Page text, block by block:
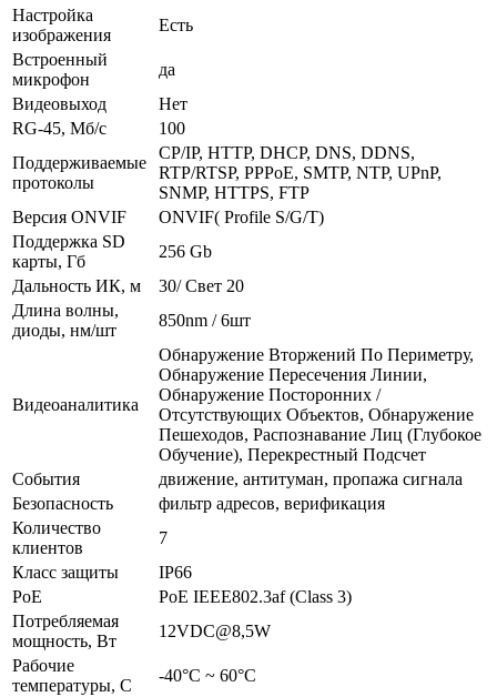
Настройка
изображения
Есть
Встроенный
микрофон
да
Видеовыход
Нет
RG-45, Мб/с
100
Поддерживаемые
протоколы
CP/IP, HTTP, DHCP, DNS, DDNS,
RTP/RTSP, PPPoE, SMTP, NTP, UPnP,
SNMP, HTTPS, FTP
Версия ONVIF
ONVIF( Profile S/G/T)
Поддержка SD
карты, Гб
256 Gb
Дальность ИК, м
30/ Свет 20
Длина волны,
диоды, нм/шт
850nm / 6шт
Видеоаналитика
Обнаружение Вторжений По Периметру,
Обнаружение Пересечения Линии,
Обнаружение Посторонних /
Отсутствующих Объектов, Обнаружение
Пешеходов, Распознавание Лиц (Глубокое
Обучение), Перекрестный Подсчет
События
движение, антитуман, пропажа сигнала
Безопасность
фильтр адресов, верификация
Количество
клиентов
7
Класс защиты
IP66
PoE
PoE IEEE802.3af (Class 3)
Потребляемая
мощность, Вт
12VDC@8,5W
Рабочие
температуры, С
-40°C ~ 60°C